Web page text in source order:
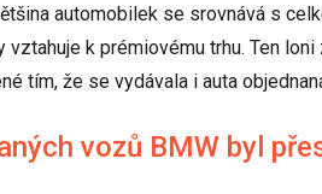
automobilek se srovnává s
k prémiovému trhu. Ten
tím, že se vydávala i auta
vozů BMW byl